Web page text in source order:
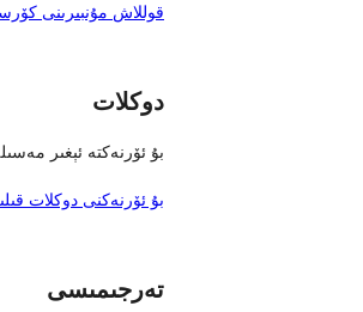
قوللاش مۇنبىرىنى
دوكلات
بۇ ئۆرنەكتە ئېغىر
بۇ ئۆرنەكنى دوكلات
تەرجىمىسى